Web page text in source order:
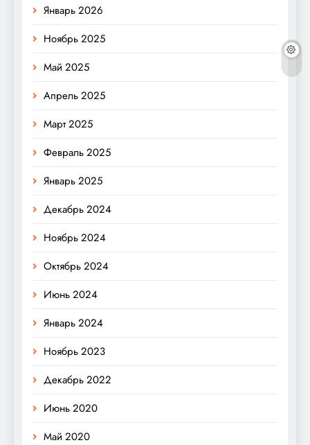
Январь 2026
Ноябрь 2025
Май 2025
Апрель 2025
Март 2025
Февраль 2025
Январь 2025
Декабрь 2024
Ноябрь 2024
Октябрь 2024
Июнь 2024
Январь 2024
Ноябрь 2023
Декабрь 2022
Июнь 2020
Май 2020